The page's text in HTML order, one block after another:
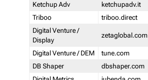
Ketchup Adv
ketchupadv.it
Triboo
triboo.direct
Digital Venture /
Display
zetaglobal.com
Digital Venture / DEM tune.com
DB Shaper
dbshaper.com